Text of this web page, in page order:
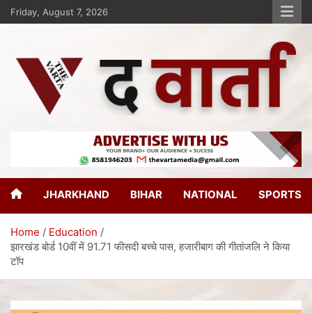
Friday, August 7, 2026
The Varta
JHARKHAND BIHAR NATIONAL SPORTS
Home
Education
झारखंड बोर्ड 10वीं में 91.71 फीसदी बच्चे पास, हजारीबाग की गीतांजलि ने किया
टॉप